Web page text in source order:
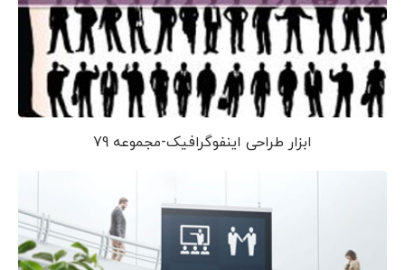
ابزار طراحی اینفوگرافیک-مجموعه 79